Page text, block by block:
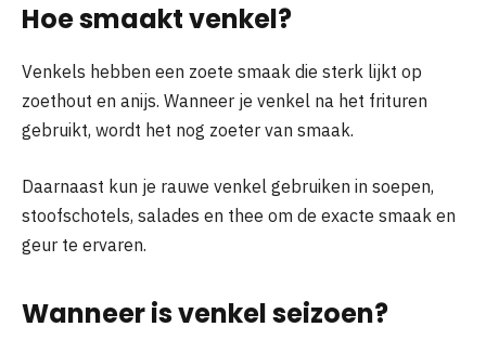
Hoe smaakt venkel?
Venkels hebben een zoete smaak die sterk lijkt op
zoethout en anijs. Wanneer je venkel na het frituren
gebruikt, wordt het nog zoeter van smaak.
Daarnaast kun je rauwe venkel gebruiken in soepen,
stoofschotels, salades en thee om de exacte smaak en
geur te ervaren.
Wanneer is venkel seizoen?